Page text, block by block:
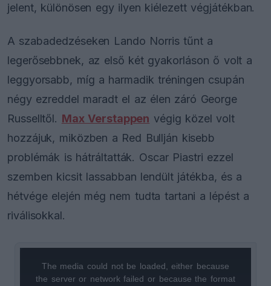
jelent, különösen egy ilyen kiélezett végjátékban.
A szabadedzéseken Lando Norris tűnt a
legerősebbnek, az első két gyakorláson ő volt a
leggyorsabb, míg a harmadik tréningen csupán
négy ezreddel maradt el az élen záró George
Russelltől. Max Verstappen végig közel volt
hozzájuk, miközben a Red Bullján kisebb
problémák is hátráltatták. Oscar Piastri ezzel
szemben kicsit lassabban lendült játékba, és a
hétvége elején még nem tudta tartani a lépést a
riválisokkal.
The media could not be loaded, either because
the server or network failed or because the format